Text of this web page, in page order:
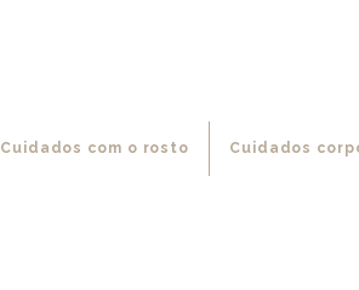
Cuidados com o rosto Cuidados